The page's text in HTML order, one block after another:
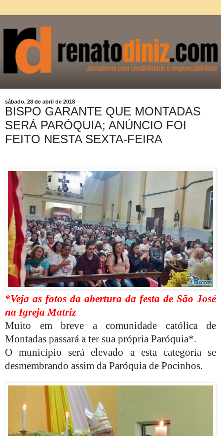
sábado, 28 de abril de 2018
BISPO GARANTE QUE MONTADAS
SERÁ PARÓQUIA; ANÚNCIO FOI
FEITO NESTA SEXTA-FEIRA
*Veja as fotos da abertura da festa de São José
na Igreja Matriz
Muito em breve a comunidade católica de
Montadas passará a ter sua própria Paróquia*.
O município será elevado a esta categoria se
desmembrando assim da Paróquia de Pocinhos.